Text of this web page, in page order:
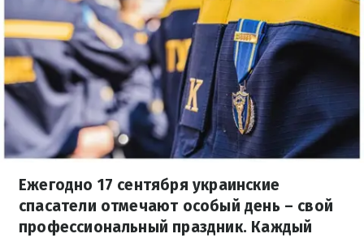
Ежегодно 17 сентября украинские
спасатели отмечают особый день – свой
профессиональный праздник. Каждый